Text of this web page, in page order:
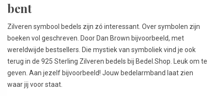
bent
Zilveren symbool bedels zijn zó interessant. Over symbolen zijn
boeken vol geschreven. Door Dan Brown bijvoorbeeld, met
wereldwijde bestsellers. Die mystiek van symboliek vind je ook
terug in de 925 Sterling Zilveren bedels bij Bedel.Shop. Leuk om te
geven. Aan jezelf bijvoorbeeld! Jouw bedelarmband laat zien
waar jij voor staat.